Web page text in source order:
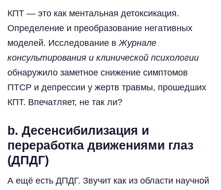
КПТ — это как ментальная детоксикация.
Определение и преобразование негативных
моделей. Исследование в Журнале
консультирования и клинической психологии
обнаружило заметное снижение симптомов
ПТСР и депрессии у жертв травмы, прошедших
КПТ. Впечатляет, не так ли?
b. Десенсибилизация и
переработка движениями глаз
(ДПДГ)
А ещё есть ДПДГ. Звучит как из области научной